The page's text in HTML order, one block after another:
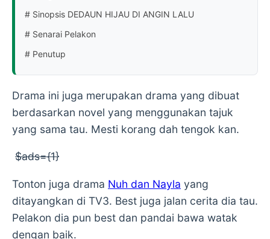
# Sinopsis DEDAUN HIJAU DI ANGIN LALU
# Senarai Pelakon
# Penutup
Drama ini juga merupakan drama yang dibuat
berdasarkan novel yang menggunakan tajuk
yang sama tau. Mesti korang dah tengok kan.
$ads={1}
Tonton juga drama Nuh dan Nayla yang
ditayangkan di TV3. Best juga jalan cerita dia tau.
Pelakon dia pun best dan pandai bawa watak
dengan baik.